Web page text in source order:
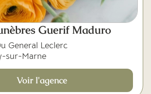
Guerif Maduro
General Leclerc
sur-Marne
Voir l'agence